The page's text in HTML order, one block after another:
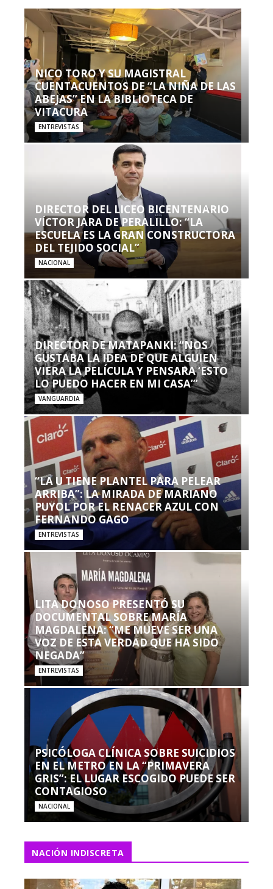
NICO TORO Y SU MAGISTRAL
CUENTACUENTOS DE “LA NIÑA DE LAS
ABEJAS” EN LA BIBLIOTECA DE
VITACURA
ENTREVISTAS
DIRECTOR DEL LICEO BICENTENARIO
VÍCTOR JARA DE PERALILLO: “LA
ESCUELA ES LA GRAN CONSTRUCTORA
DEL TEJIDO SOCIAL”
NACIONAL
DIRECTOR DE MATAPANKI: “NOS
GUSTABA LA IDEA DE QUE ALGUIEN
VIERA LA PELÍCULA Y PENSARA ‘ESTO
LO PUEDO HACER EN MI CASA’”
VANGUARDIA
“LA U TIENE PLANTEL PARA PELEAR
ARRIBA”: LA MIRADA DE MARIANO
PUYOL POR EL RENACER AZUL CON
FERNANDO GAGO
ENTREVISTAS
LITA DONOSO PRESENTÓ SU
DOCUMENTAL SOBRE MARÍA
MAGDALENA: “ME MUEVE SER UNA
VOZ DE ESTA VERDAD QUE HA SIDO
NEGADA”
ENTREVISTAS
PSICÓLOGA CLÍNICA SOBRE SUICIDIOS
EN EL METRO EN LA “PRIMAVERA
GRIS”: EL LUGAR ESCOGIDO PUEDE SER
CONTAGIOSO
NACIONAL
NACIÓN INDISCRETA